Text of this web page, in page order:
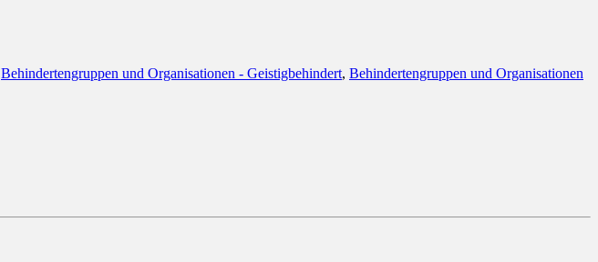
Behindertengruppen und Organisationen - Geistigbehindert, Behindertengruppen und Organisationen